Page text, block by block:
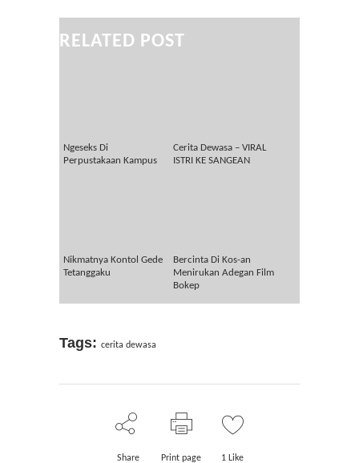
RELATED POST
Ngeseks Di
Perpustakaan Kampus
Cerita Dewasa – VIRAL
ISTRI KE SANGEAN
Nikmatnya Kontol Gede
Tetanggaku
Bercinta Di Kos-an
Menirukan Adegan Film
Bokep
Tags: cerita dewasa
Share Print page 1 Like